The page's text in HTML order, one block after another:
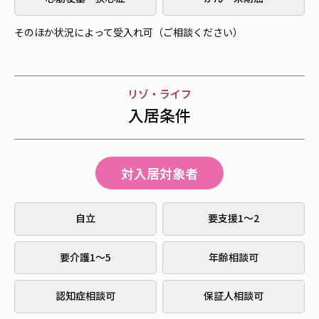
そのほか状況によって受入れ可（ご相談ください）
リゾ・ライフ
入居条件
対入居対象者
自立 要支援1～2
要介護1～5 年齢相談可
認知症相談可 保証人相談可